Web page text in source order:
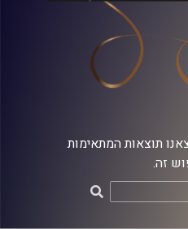
תוצאות המתאימות
זה.